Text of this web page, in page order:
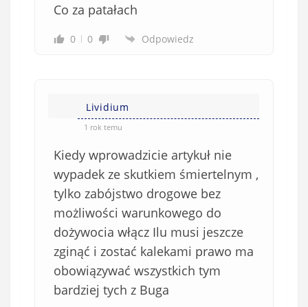
Co za patałach
0 0 Odpowiedz
Lividium
1 rok temu
Kiedy wprowadzicie artykuł nie
wypadek ze skutkiem śmiertelnym ,
tylko zabójstwo drogowe bez
możliwości warunkowego do
dożywocia włącz Ilu musi jeszcze
zginąć i zostać kalekami prawo ma
obowiązywać wszystkich tym
bardziej tych z Buga